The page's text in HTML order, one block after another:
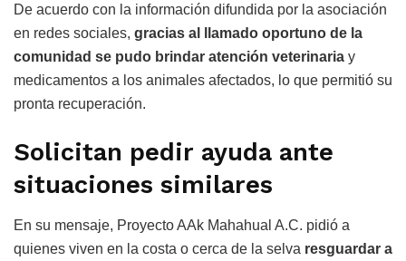
De acuerdo con la información difundida por la asociación
en redes sociales, gracias al llamado oportuno de la
comunidad se pudo brindar atención veterinaria y
medicamentos a los animales afectados, lo que permitió su
pronta recuperación.
Solicitan pedir ayuda ante
situaciones similares
En su mensaje, Proyecto AAk Mahahual A.C. pidió a
quienes viven en la costa o cerca de la selva resguardar a